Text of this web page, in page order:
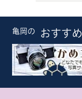
亀岡の おすすめ